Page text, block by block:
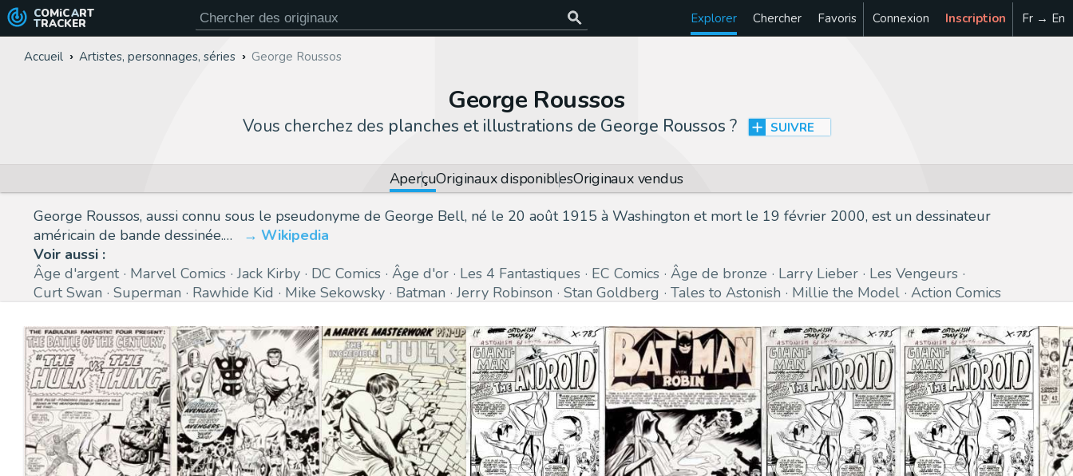
COMiC ART
TRACKER Explorer Chercher Favoris Connexion Inscription Fr → En
Accueil Artistes, personnages, séries George Roussos
George Roussos
Vous cherchez des planches et illustrations de George Roussos ? SUIVRE
AperçuOriginaux disponiblesOriginaux vendus
George Roussos, aussi connu sous le pseudonyme de George Bell, né le 20 août 1915 à Washington et mort le 19 février 2000, est un dessinateur
américain de bande dessinée.…
Wikipedia
Voir aussi :
Âge d'argent
Marvel Comics Jack Kirby DC Comics Âge d'or Les 4 Fantastiques EC Comics Âge de bronze Larry Lieber
Les Vengeurs
Curt Swan
Superman Rawhide Kid Mike Sekowsky Batman Jerry Robinson Stan Goldberg Tales to Astonish Millie the Model Action Comics